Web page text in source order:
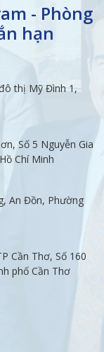
- Phòng
hạn
thị Mỹ Đình 1,
Số 5 Nguyễn Gia
Chí Minh
An Đồn, Phường
Cần Thơ, Số 160
phố Cần Thơ